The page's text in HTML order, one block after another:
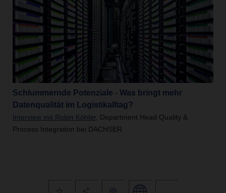
Schlummernde Potenziale - Was bringt mehr
Datenqualität im Logistikalltag?
Interview mit Robin Köhler , Department Head Quality &
Process Integration bei DACHSER